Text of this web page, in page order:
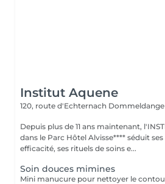
Institut Aquene
120, route d'Echternach Dommeldange
Depuis plus de 11 ans maintenant,
dans le Parc Hôtel Alvisse**** séduit
efficacité, ses rituels de soins e...
Soin douces mimines